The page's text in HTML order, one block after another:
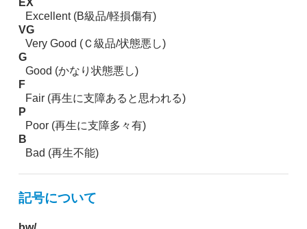
EX
Excellent (B級品/軽損傷有)
VG
Very Good (Ｃ級品/状態悪し)
G
Good (かなり状態悪し)
F
Fair (再生に支障あると思われる)
P
Poor (再生に支障多々有)
B
Bad (再生不能)
記号について